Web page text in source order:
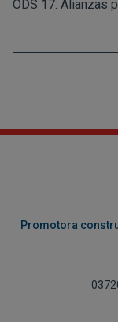
ODS 17: Alianzas
Promotora